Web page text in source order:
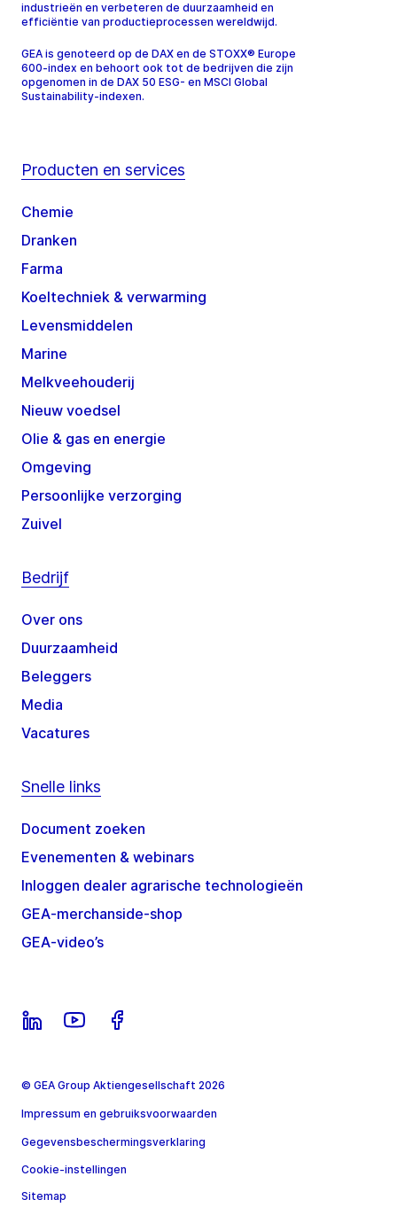
industrieën en verbeteren de duurzaamheid en
efficiëntie van productieprocessen wereldwijd.
GEA is genoteerd op de DAX en de STOXX® Europe
600-index en behoort ook tot de bedrijven die zijn
opgenomen in de DAX 50 ESG- en MSCI Global
Sustainability-indexen.
Producten en services
Chemie
Dranken
Farma
Koeltechniek & verwarming
Levensmiddelen
Marine
Melkveehouderij
Nieuw voedsel
Olie & gas en energie
Omgeving
Persoonlijke verzorging
Zuivel
Bedrijf
Over ons
Duurzaamheid
Beleggers
Media
Vacatures
Snelle links
Document zoeken
Evenementen & webinars
Inloggen dealer agrarische technologieën
GEA-merchanside-shop
GEA-video’s
© GEA Group Aktiengesellschaft 2026
Impressum en gebruiksvoorwaarden
Gegevensbeschermingsverklaring
Cookie-instellingen
Sitemap